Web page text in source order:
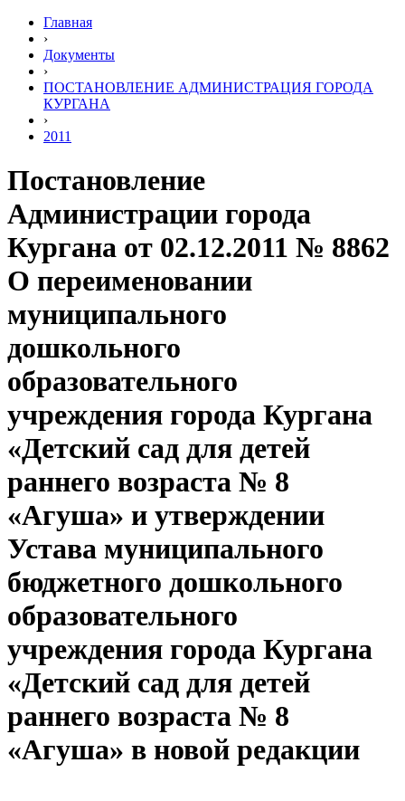
Главная
›
Документы
›
ПОСТАНОВЛЕНИЕ АДМИНИСТРАЦИЯ ГОРОДА
КУРГАНА
›
2011
Постановление
Администрации города
Кургана от 02.12.2011 № 8862
О переименовании
муниципального
дошкольного
образовательного
учреждения города Кургана
«Детский сад для детей
раннего возраста № 8
«Агуша» и утверждении
Устава муниципального
бюджетного дошкольного
образовательного
учреждения города Кургана
«Детский сад для детей
раннего возраста № 8
«Агуша» в новой редакции